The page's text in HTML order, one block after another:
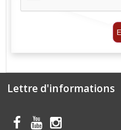
Lettre d'informations